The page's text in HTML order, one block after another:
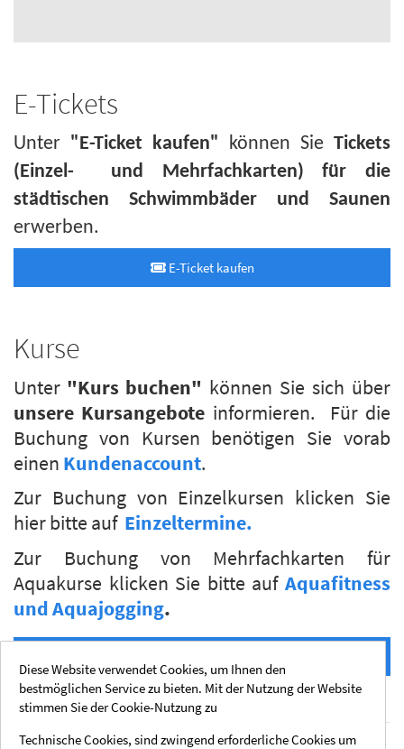
E-Tickets
Unter "E-Ticket kaufen" können Sie Tickets
(Einzel- und Mehrfachkarten) für die
städtischen Schwimmbäder und Saunen
erwerben.
E-Ticket kaufen
Kurse
Unter "Kurs buchen" können Sie sich über
unsere Kursangebote informieren. Für die
Buchung von Kursen benötigen Sie vorab
einen Kundenaccount.
Zur Buchung von Einzelkursen klicken Sie
hier bitte auf Einzeltermine.
Zur Buchung von Mehrfachkarten für
Aquakurse klicken Sie bitte auf Aquafitness
und Aquajogging.
Diese Website verwendet Cookies, um Ihnen den
bestmöglichen Service zu bieten. Mit der Nutzung der Website
stimmen Sie der Cookie-Nutzung zu
Technische Cookies, sind zwingend erforderliche Cookies um